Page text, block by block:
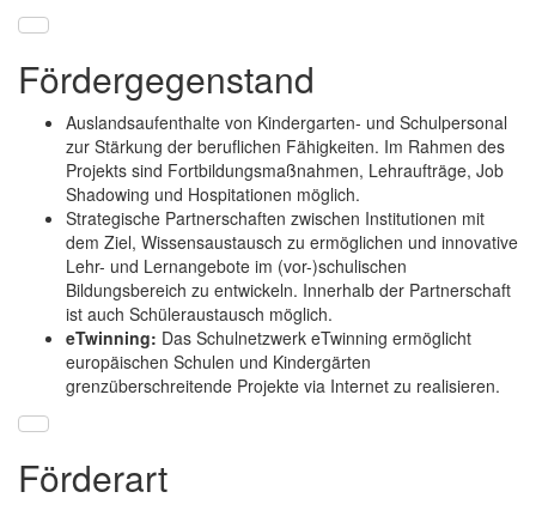
Fördergegenstand
Auslandsaufenthalte von Kindergarten- und Schulpersonal
zur Stärkung der beruflichen Fähigkeiten. Im Rahmen des
Projekts sind Fortbildungsmaßnahmen, Lehraufträge, Job
Shadowing und Hospitationen möglich.
Strategische Partnerschaften zwischen Institutionen mit
dem Ziel, Wissensaustausch zu ermöglichen und innovative
Lehr- und Lernangebote im (vor-)schulischen
Bildungsbereich zu entwickeln. Innerhalb der Partnerschaft
ist auch Schüleraustausch möglich.
eTwinning: Das Schulnetzwerk eTwinning ermöglicht
europäischen Schulen und Kindergärten
grenzüberschreitende Projekte via Internet zu realisieren.
Förderart